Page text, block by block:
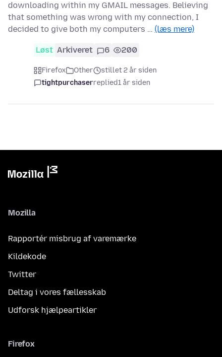
downloading within my GMAIL messages. Believing
that something was wrong with my connection, I
decided to give both my computers … (læs mere)
Løst Arkiveret 6 200
Firefox Other
stillet 2 år siden
tightpurchaserreplied1 år siden
Mozilla
Rapportér misbrug af varemærke
Kildekode
Twitter
Deltag i vores fællesskab
Udforsk hjælpeartikler
Firefox